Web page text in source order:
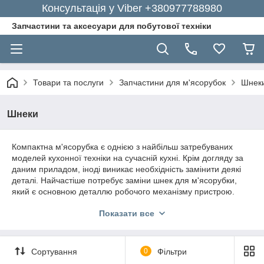
Консультація у Viber +380977788980
Запчастини та аксесуари для побутової техніки
Товари та послуги Запчастини для м'ясорубок
Шнеки
Компактна м'ясорубка є однією з найбільш затребуваних
моделей кухонної техніки на сучасній кухні. Крім догляду за
даним приладом, іноді виникає необхідність замінити деякі
деталі. Найчастіше потребує заміни шнек для м'ясорубки,
який є основною деталлю робочого механізму пристрою.
замовити потрібну продукції в онлайн і отримати її з
Показати все
Сортування 0 Фільтри